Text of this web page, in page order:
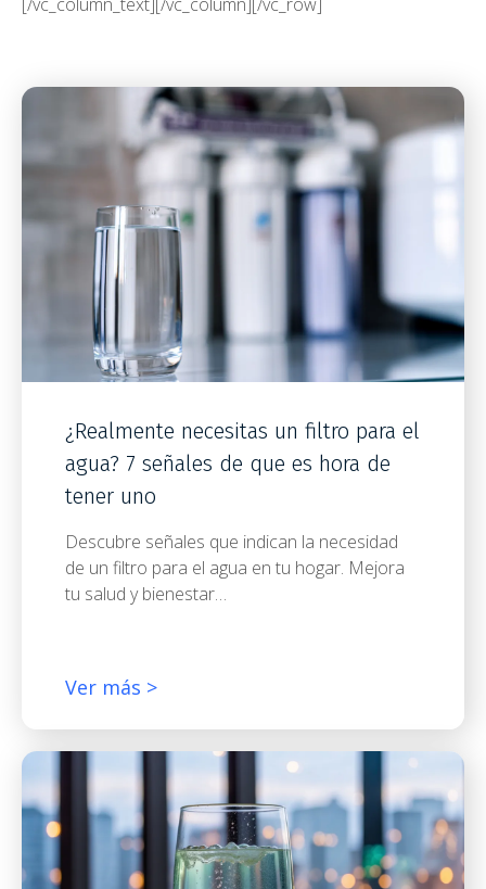
¿Realmente necesitas un filtro para el
agua? 7 señales de que es hora de
tener uno
Descubre señales que indican la necesidad
de un filtro para el agua en tu hogar. Mejora
tu salud y bienestar…
Ver más >